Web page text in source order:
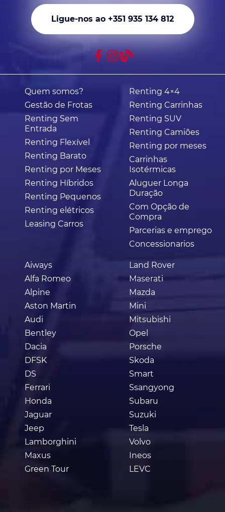
Ligue-nos ao +351 935 134 812
Quem somos?
Gestão de Frotas
Renting Sem
Entrada
Renting Flexível
Renting Barato
Renting por Meses
Renting Híbridos
Renting Pequenos
Renting elétricos
Leasing Carros
Aiways
Alfa Romeo
Alpine
Aston Martin
Audi
Bentley
Dacia
DFSK
DS
Ferrari
Honda
Jaguar
Jeep
Lamborghini
Maxus
Green Tour
Land Rover
Maserati
Mazda
Mini
Mitsubishi
Opel
Porsche
Skoda
Smart
Ssangyong
Subaru
Suzuki
Tesla
Volvo
Ineos
LEVC
Renting 4×4
Renting Carrinhas
Renting SUV
Renting Camiões
Renting por meses
Carrinhas
Isotérmicas
Aluguer Longa
Duração
Com Opção de
Compra
Parcerias e emprego
Concessionarios